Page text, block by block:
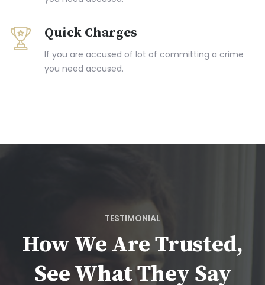
Quick Charges
If you are accused of lot of committing a crime
you need accused.
TESTIMONIAL
How We Are Trusted,
See What They Say